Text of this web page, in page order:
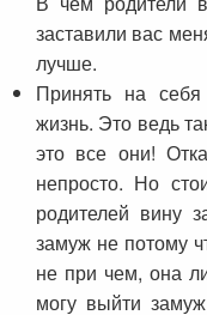
заставили вас
лучше.
Принять на себя
жизнь. Это ведь
это все они!
непросто. Но
родителей вину
замуж не потому
не при чем, она
могу выйти